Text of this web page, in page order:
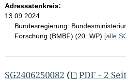
Adressatenkreis:
13.09.2024
Bundesregierung:
Forschung (BMBF) (20. WP) [alle
SG2406250082 ( PDF - 2